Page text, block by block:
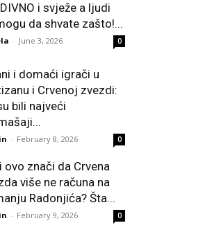
i svježe a ljudi
da shvate zašto!...
- June 3, 2026 0
i domaći igrači u
i Crvenoj zvezdi:
bili najveći
- February 8, 2026 0
ovo znači da Crvena
više ne računa na
Radonjića? Šta...
- February 9, 2026 0